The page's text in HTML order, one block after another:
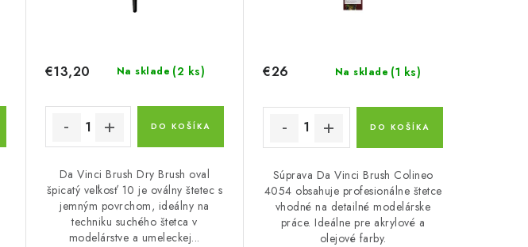
Na sklade (2 ks)
€13,20
DO KOŠÍKA
Da Vinci Brush Dry Brush oval
špicatý veľkosť 10 je oválny štetec s
jemným povrchom, ideálny na
techniku suchého štetca v
modelárstve a umeleckej...
Na sklade (1 ks)
€26
DO KOŠÍKA
Súprava Da Vinci Brush Colineo
4054 obsahuje profesionálne štetce
vhodné na detailné modelárske
práce. Ideálne pre akrylové a
olejové farby.